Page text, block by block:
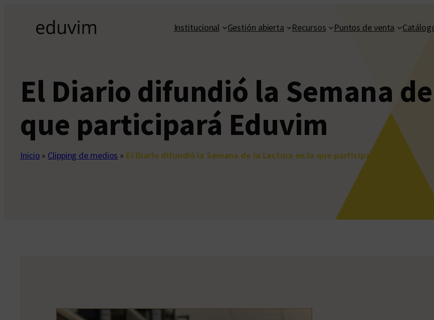
contenido
Institucional Gestión abierta Recursos Puntos de venta
El Diario difundió la Semana
que participará Eduvim
Inicio » Clipping de medios » El Diario difundió la Semana de la Lectura en la que participará Eduvim